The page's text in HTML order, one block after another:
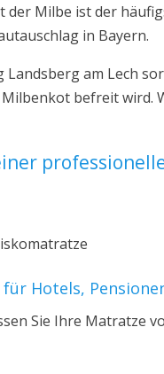
der Milbe ist der
in Bayern.
am Lech
befreit wird.
Hotels,
Sie Ihre Matratze